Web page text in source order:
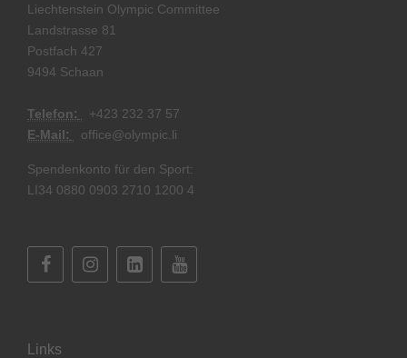
Liechtenstein Olympic Committee
Landstrasse 81
Postfach 427
9494 Schaan
Telefon: +423 232 37 57
E-Mail:
office@olympic.li
Spendenkonto für den Sport:
LI34 0880 0903 2710 1200 4
Links